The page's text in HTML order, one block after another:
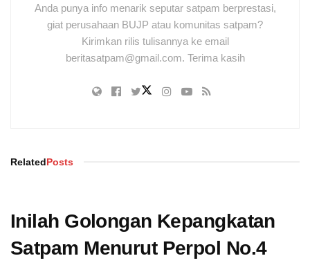
Anda punya info menarik seputar satpam berprestasi,
giat perusahaan BUJP atau komunitas satpam?
Kirimkan rilis tulisannya ke email
beritasatpam@gmail.com. Terima kasih
RelatedPosts
Inilah Golongan Kepangkatan
Satpam Menurut Perpol No.4